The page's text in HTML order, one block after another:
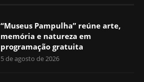
“Museus Pampulha” reúne arte,
memória e natureza em
programação gratuita
5 de agosto de 2026